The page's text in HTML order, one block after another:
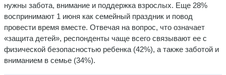
нужны забота, внимание и поддержка взрослых. Еще 28%
воспринимают 1 июня как семейный праздник и повод
провести время вместе. Отвечая на вопрос, что означает
«защита детей», респонденты чаще всего связывают ее с
физической безопасностью ребенка (42%), а также заботой и
вниманием в семье (34%).